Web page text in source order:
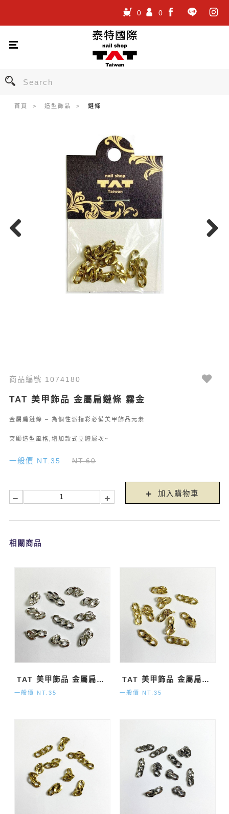
0
0
首頁 造型飾品 鏈條
商品編號 1074180
TAT 美甲飾品 金屬扁鏈條 霧金
金屬扁鏈條 – 為個性派指彩必備美甲飾品元素
突顯造型風格,增加款式立體層次~
一般價 NT.35 NT.60
加入購物車
相關商品
TAT 美甲飾品 金屬扁鏈條 亮銀
一般價 NT.35
TAT 美甲飾品 金屬扁鏈條 亮金
一般價 NT.35